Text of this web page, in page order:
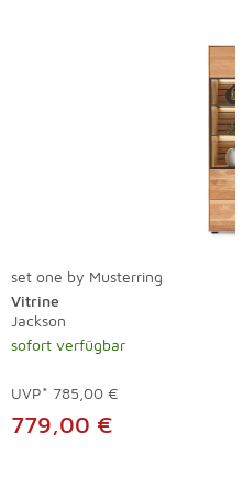
set one by Musterring
Vitrine
Jackson
sofort verfügbar
UVP* 785,00 €
779,00 €